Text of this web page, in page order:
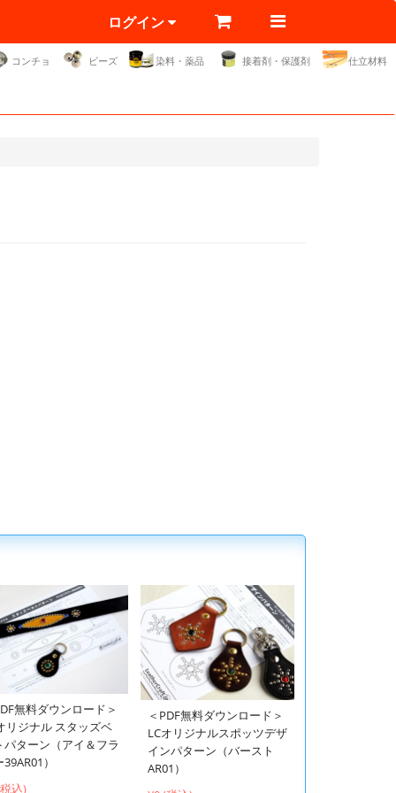
ログイン
コンチョ ビーズ 染料・薬品 接着剤・保護剤 仕立材料
無料ダウンロード＞
リジナル スタッズベ
パターン（アイ＆フラ
）
込)
＜PDF無料ダウンロード＞
LCオリジナルスポッツデザ
インパターン（バースト
AR01）